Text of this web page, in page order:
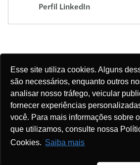
Esse site utiliza cookies. Alguns
são necessários, enquanto outros
analisar nosso tráfego, veicular
fornecer experiências
você. Para mais informações sobre
que utilizamos, consulte nossa
Cookies. Saiba mais
Perfil LinkedIn
Siga-nos
Follow
on
LinkedIn
Mapa do site
Avisos legais e declaração de privacidade
Cookies